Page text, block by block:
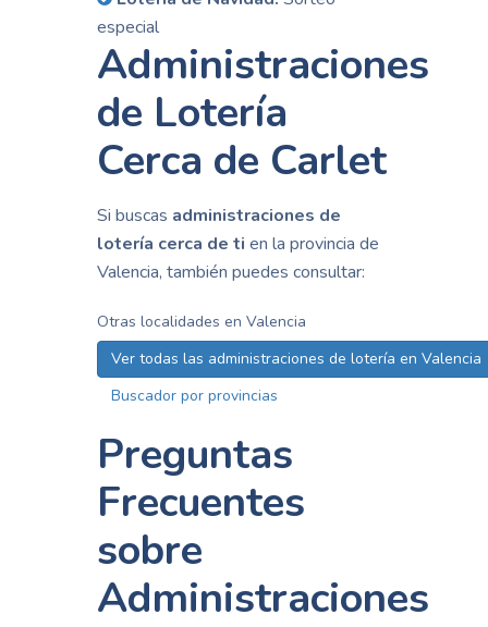
especial
Administraciones
de Lotería
Cerca de Carlet
Si buscas administraciones de
lotería cerca de ti en la provincia de
Valencia, también puedes consultar:
Otras localidades en Valencia
Ver todas las administraciones de lotería en Valencia
Buscador por provincias
Preguntas
Frecuentes
sobre
Administraciones